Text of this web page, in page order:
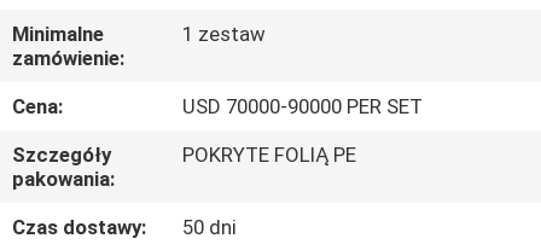
WYCIECZKA
PO
FABRYCE
KONTROLA
JAKOŚCI
Minimalne
zamówienie:
1 zestaw
Cena:
USD 70000-90000 PER SET
Szczegóły
pakowania:
POKRYTE FOLIĄ PE
Czas dostawy:
50 dni